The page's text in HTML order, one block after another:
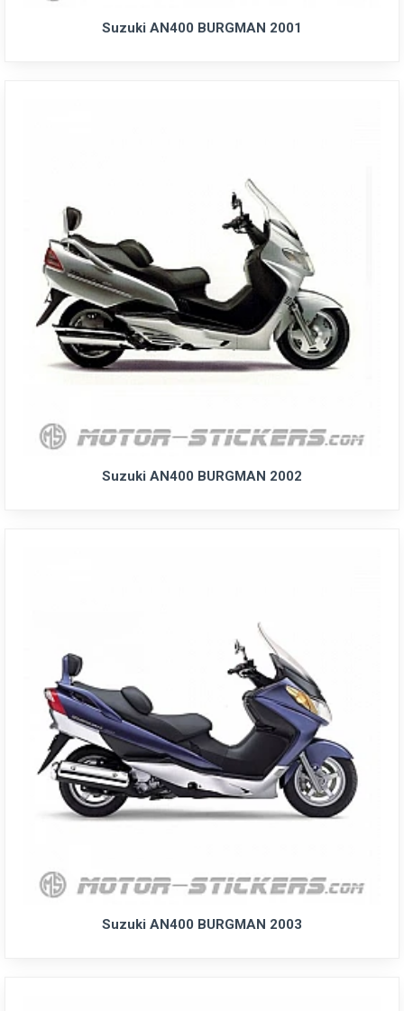
Suzuki AN400 BURGMAN 2001
Suzuki AN400 BURGMAN 2002
Suzuki AN400 BURGMAN 2003